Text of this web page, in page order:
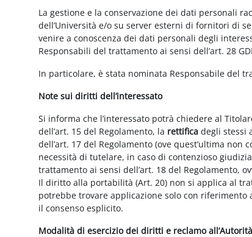
La gestione e la conservazione dei dati personali
dell’Università e/o su server esterni di fornitori di
venire a conoscenza dei dati personali degli
Responsabili del trattamento ai sensi dell’art. 28
In particolare, è stata nominata Responsabile del
Note sui diritti dell’interessato
Si informa che l’interessato potrà chiedere al
dell’art. 15 del Regolamento, la rettificadegli stessi
dell’art. 17 del Regolamento (ove quest’ultima
necessità di tutelare, in caso di contenzioso
trattamento ai sensi dell’art. 18 del Regolamento,
Il diritto alla portabilità (Art. 20) non si applica al
potrebbe trovare applicazione solo con
il consenso esplicito.
Modalità di esercizio dei diritti e reclamo